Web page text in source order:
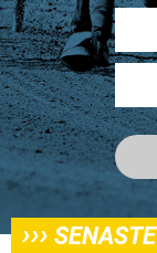
››› SENASTE